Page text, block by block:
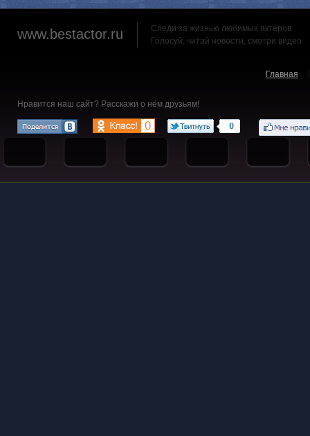
www.bestactor.ru
Следи за жизнью любимых актеров
Голосуй, читай новости, смотри видео
Главная
Нравится наш сайт? Расскажи о нём друзьям!